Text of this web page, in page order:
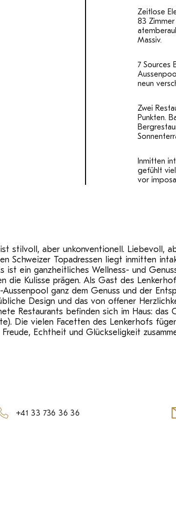
Zeitlose
83
Massiv.
7 Sources
neun
Zwei
Punkten.
Inmitten
gefühlt
vor
stilvoll, aber unkonventionell. Liebevoll,
Schweizer Topadressen liegt inmitten
ein ganzheitliches Wellness- und
Kulisse prägen. Als Gast des
ganz dem Genuss und der
Design und das von offener
Restaurants befinden sich im Haus: das
Die vielen Facetten des Lenkerhofs
Echtheit und Glückseligkeit
+41 33 736 36 36